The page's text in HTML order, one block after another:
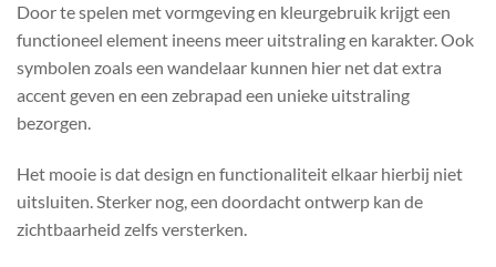
Door te spelen met vormgeving en kleurgebruik krijgt een
functioneel element ineens meer uitstraling en karakter. Ook
symbolen zoals een wandelaar kunnen hier net dat extra
accent geven en een zebrapad een unieke uitstraling
bezorgen.
Het mooie is dat design en functionaliteit elkaar hierbij niet
uitsluiten. Sterker nog, een doordacht ontwerp kan de
zichtbaarheid zelfs versterken.